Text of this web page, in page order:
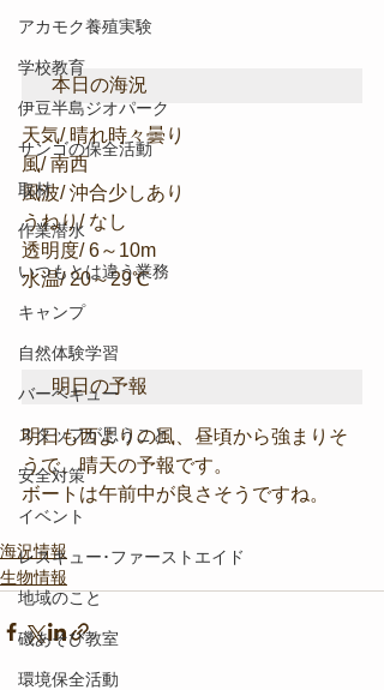
アカモク養殖実験
学校教育
伊豆半島ジオパーク
サンゴの保全活動
取材
作業潜水
いつもとは違う業務
キャンプ
自然体験学習
バーベキュー
スタッフが思うこと
安全対策
イベント
レスキュー･ファーストエイド
地域のこと
磯あそび教室
環境保全活動
本日の海況
天気/ 晴れ時々曇り
風/ 南西
風波/ 沖合少しあり
うねり/ なし
透明度/ 6～10m
水温/ 20～29℃
明日の予報
明日も西よりの風、昼頃から強まりそ
うで、晴天の予報です。
ボートは午前中が良さそうですね。
海況情報
生物情報